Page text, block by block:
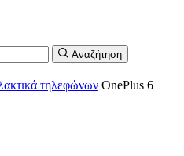
Αναζήτηση
τηλεφώνων OnePlus 6